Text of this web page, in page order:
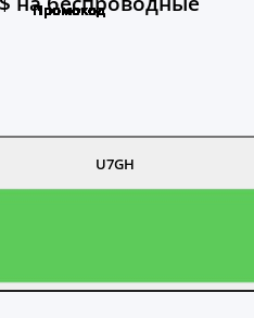
U7GH